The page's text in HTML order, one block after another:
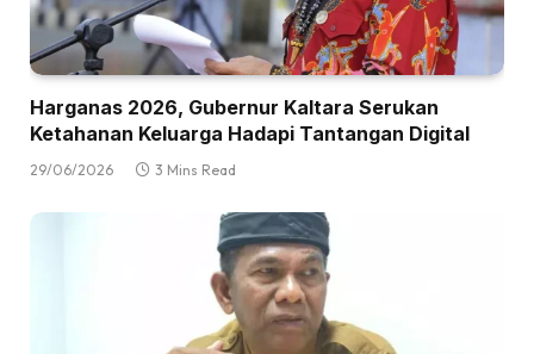
Harganas 2026, Gubernur Kaltara Serukan
Ketahanan Keluarga Hadapi Tantangan Digital
29/06/2026 3 Mins Read